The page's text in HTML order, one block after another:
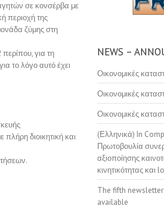
σε κονσέρβα με
περιοχή της
ζύμης στη
για τη
το λόγο αυτό έχει
διοικητική και
NEWS –
Οικονομικές
Οικονομικές
Οικονομικές
(Ελληνικά) In
Πρωτοβουλία
αξιοποίησης
κινητικότητας και
The fifth
available